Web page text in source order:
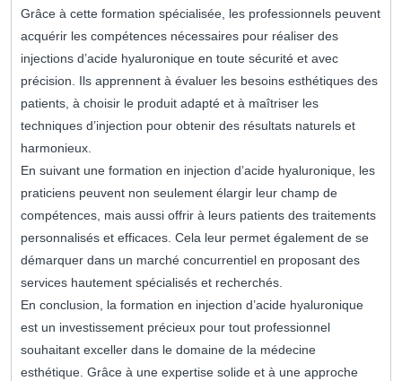
Grâce à cette formation spécialisée, les professionnels peuvent
acquérir les compétences nécessaires pour réaliser des
injections d’acide hyaluronique en toute sécurité et avec
précision. Ils apprennent à évaluer les besoins esthétiques des
patients, à choisir le produit adapté et à maîtriser les
techniques d’injection pour obtenir des résultats naturels et
harmonieux.
En suivant une formation en injection d’acide hyaluronique, les
praticiens peuvent non seulement élargir leur champ de
compétences, mais aussi offrir à leurs patients des traitements
personnalisés et efficaces. Cela leur permet également de se
démarquer dans un marché concurrentiel en proposant des
services hautement spécialisés et recherchés.
En conclusion, la formation en injection d’acide hyaluronique
est un investissement précieux pour tout professionnel
souhaitant exceller dans le domaine de la médecine
esthétique. Grâce à une expertise solide et à une approche